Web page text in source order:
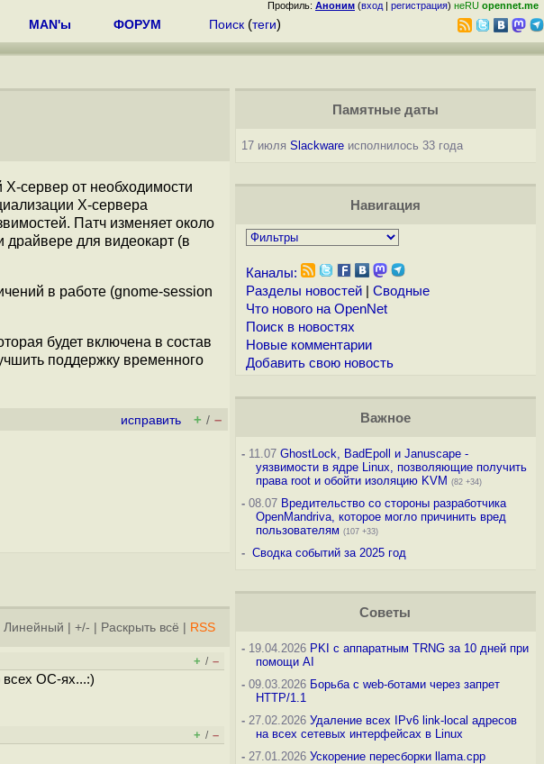
Профиль: Аноним (вход | регистрация) неRU opennet.me
MAN'ы ФОРУМ Поиск (теги)
сервер от необходимости
X-сервера
Патч изменяет около
для видеокарт (в
в работе (gnome-session
будет включена в состав
поддержку временного
исправить + / –
Линейный +/- Раскрыть всё RSS
+ / –
всех ОС-ях...:)
+ / –
Памятные даты
17 июля Slackwareисполнилось 33 года
Навигация
Каналы:
Разделы новостей| Сводные
Что нового на OpenNet
Поиск в новостях
Новые комментарии
Добавить свою новость
Важное
-11.07 GhostLock, BadEpoll и Januscape -
уязвимости в ядре Linux, позволяющие получить
права root и обойти изоляцию KVM (82 +34)
-08.07 Вредительство со стороны разработчика
OpenMandriva, которое могло причинить вред
пользователям (107 +33)
- Сводка событий за 2025 год
Советы
-19.04.2026 PKI с аппаратным TRNG за 10 дней при
помощи AI
-09.03.2026 Борьба с web-ботами через запрет
HTTP/1.1
-27.02.2026 Удаление всех IPv6 link-local адресов
на всех сетевых интерфейсах в Linux
-27.01.2026 Ускорение пересборки llama.cpp